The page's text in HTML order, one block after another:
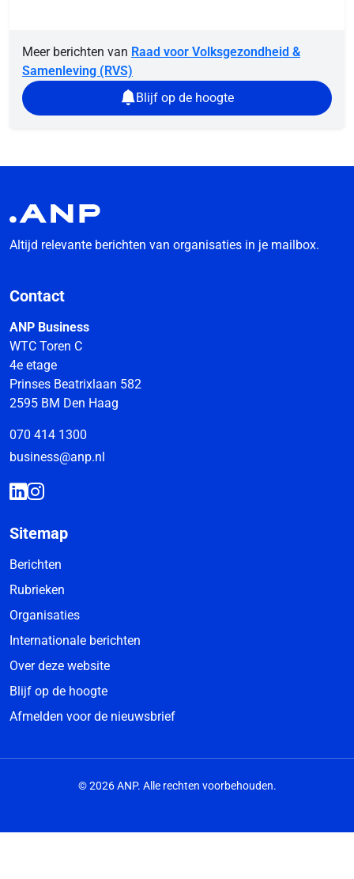
Meer berichten van Raad voor Volksgezondheid &
Samenleving (RVS)
Blijf op de hoogte
Altijd relevante berichten van organisaties in je mailbox.
Contact
ANP Business
WTC Toren C
4e etage
Prinses Beatrixlaan 582
2595 BM Den Haag
070 414 1300
business@anp.nl
Sitemap
Berichten
Rubrieken
Organisaties
Internationale berichten
Over deze website
Blijf op de hoogte
Afmelden voor de nieuwsbrief
© 2026 ANP. Alle rechten voorbehouden.